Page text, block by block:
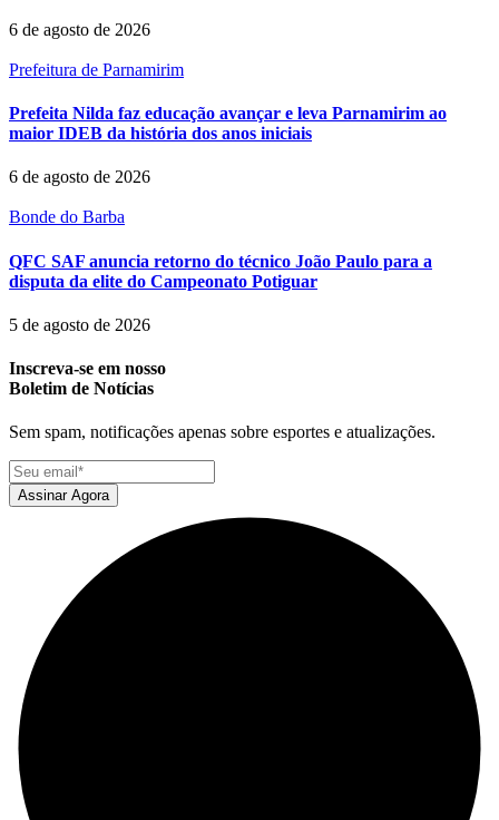
6 de agosto de 2026
Prefeitura de Parnamirim
Prefeita Nilda faz educação avançar e leva Parnamirim ao
maior IDEB da história dos anos iniciais
6 de agosto de 2026
Bonde do Barba
QFC SAF anuncia retorno do técnico João Paulo para a
disputa da elite do Campeonato Potiguar
5 de agosto de 2026
Inscreva-se em nosso
Boletim de Notícias
Sem spam, notificações apenas sobre esportes e atualizações.
Assinar Agora